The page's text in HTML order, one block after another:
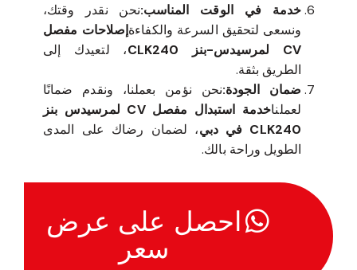
خدمة في الوقت المناسب:نحن نقدر وقتك،
ونسعى لتحقيق السرعة والكفاءةإصلاحات مفصل
CV لمرسيدس-بنز CLK240
، لتعيدك إلى
الطريق بثقة.
ضمان الجودة:نحن نؤمن بعملنا، ونقدم ضمانًا
لعملنا
خدمة استبدال مفصل CV لمرسيدس بنز
CLK240 في دبي
، لضمان رضاك على المدى
الطويل وراحة بالك.
احصل على عرض
سعر